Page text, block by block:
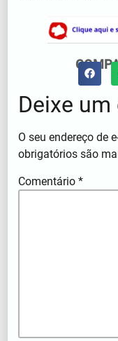
Deixe
O seu endereço de
obrigatórios são
Comentário*